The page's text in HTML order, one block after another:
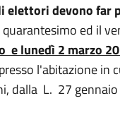
devono far
quarantesimo ed il
e lunedì 2 marzo
l'abitazione in
dalla L. 27